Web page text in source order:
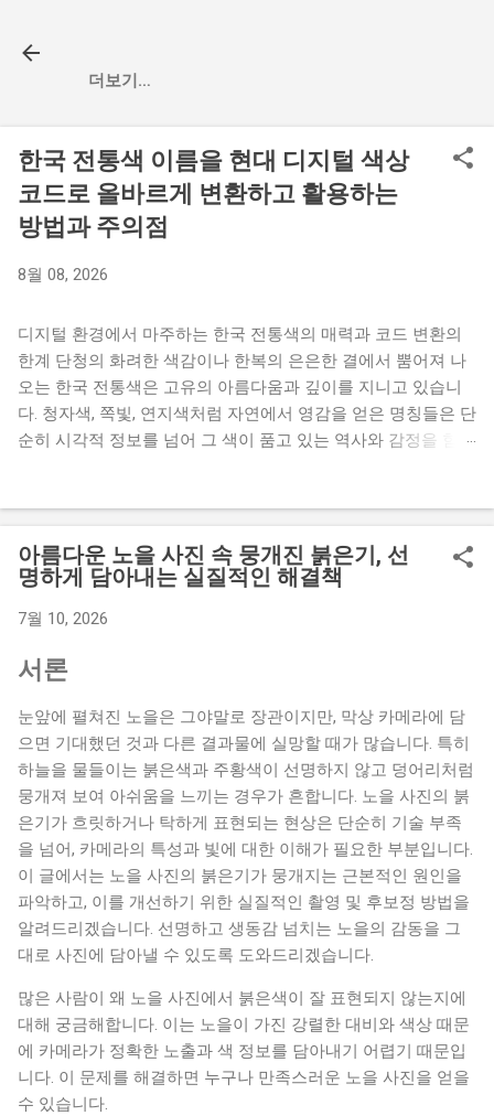
더보기…
한국 전통색 이름을 현대 디지털 색상
코드로 올바르게 변환하고 활용하는
방법과 주의점
8월 08, 2026
디지털 환경에서 마주하는 한국 전통색의 매력과 코드 변환의
한계 단청의 화려한 색감이나 한복의 은은한 결에서 뿜어져 나
오는 한국 전통색은 고유의 아름다움과 깊이를 지니고 있습니
다. 청자색, 쪽빛, 연지색처럼 자연에서 영감을 얻은 명칭들은 단
순히 시각적 정보를 넘어 그 색이 품고 있는 역사와 감정을 함께
입니다. 그러나 전통 예술품이나 자연 원료에서 추출한 아날로
그 색상을 컴퓨터 모니터와 모바일 화면에 표현하는 일은 생각
법이나 자연광 아래에서 느껴지던 깊이 있는 색감을 단순한
독특한 질감과 온도감이 소실되는 문제가 자주 나타납니다. 전
통색의 매력을 온전히 디지털로 복원하기 위해서는 현대 색상
코드 체계와의 연결 방식을 명확히 이해해야 합니다. 전통 염료
의 유동성과 디지털 색상 코드가 가지는 고정성 이해 한국 전통
색은 오방색과 오간색을 기본 축으로 삼아 자연에서 추출한 광
물이나 식물성 염료로 발색되었습니다. 이로 인해 전통색은 수
학적으로 고정된 단 하나의 주파수를 갖는 것이 아니라, 염색을
거듭하는 횟수나 원단인 비단과 삼베의 질감, 그리고 바라보는
장소의 조명에 따라 매번 다르게 나타나는 스펙트럼의 성격을
지닙니다. 즉, 아날로그 공간에서의 전통색은 고정된 상수가 아
닌 자연스러운 흐름 속에 존재하던 유동적인 개념이었습니다.
반면 현대 디지털 그래픽 환경에서 사용하는 Hex 코드나 RGB
값은 빛의 삼원색을 바탕으로 액정 디스플레이가 발산할 광량
을 수학적 좌표로 지정하는 고정적인 시스템입니다. 예컨대 연
지색을 표현하기 위해 웹 색상표에서 특정 Hex 코드를 찾으면
컴퓨터는 오직 그 지점의 주파수만을 일방적으로 모니터 밖으
로 내보냅니다. 이러한 차이 때문에...
아름다운 노을 사진 속 뭉개진 붉은기, 선
명하게 담아내는 실질적인 해결책
7월 10, 2026
서론
눈앞에 펼쳐진 노을은 그야말로 장관이지만, 막상 카메라에 담
으면 기대했던 것과 다른 결과물에 실망할 때가 많습니다. 특히
하늘을 물들이는 붉은색과 주황색이 선명하지 않고 덩어리처럼
뭉개져 보여 아쉬움을 느끼는 경우가 흔합니다. 노을 사진의 붉
은기가 흐릿하거나 탁하게 표현되는 현상은 단순히 기술 부족
을 넘어, 카메라의 특성과 빛에 대한 이해가 필요한 부분입니다.
이 글에서는 노을 사진의 붉은기가 뭉개지는 근본적인 원인을
파악하고, 이를 개선하기 위한 실질적인 촬영 및 후보정 방법을
알려드리겠습니다. 선명하고 생동감 넘치는 노을의 감동을 그
대로 사진에 담아낼 수 있도록 도와드리겠습니다.
많은 사람이 왜 노을 사진에서 붉은색이 잘 표현되지 않는지에
대해 궁금해합니다. 이는 노을이 가진 강렬한 대비와 색상 때문
에 카메라가 정확한 노출과 색 정보를 담아내기 어렵기 때문입
니다. 이 문제를 해결하면 누구나 만족스러운 노을 사진을 얻을
수 있습니다.